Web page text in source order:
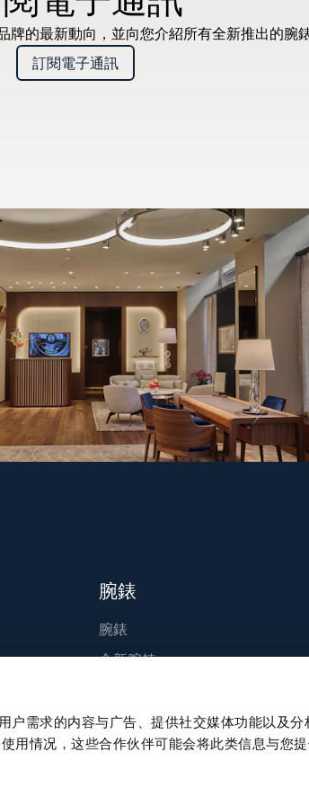
户需求的内容与广告、提供社交媒体功能以及
用情况，这些合作伙伴可能会将此类信息与您
的最新動向，並向您介紹所有全新推出的腕錶
訂閱電子通訊
腕錶
腕錶
全新腕錶